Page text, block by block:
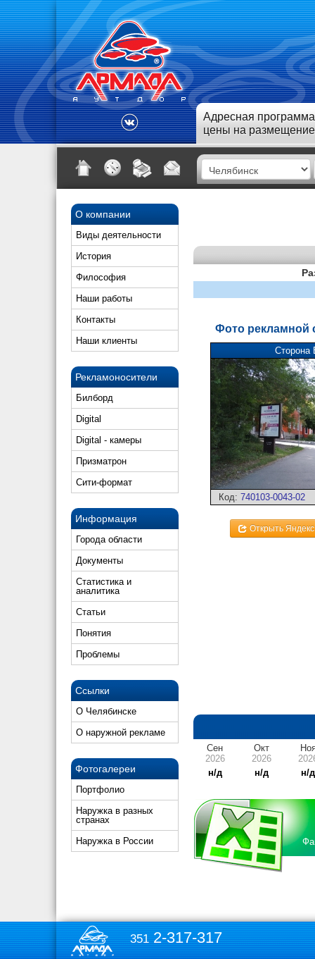
Адресная
цены на размещение
О компании
Виды деятельности
История
Философия
Наши работы
Контакты
Наши клиенты
Рекламоносители
Билборд
Digital
Digital - камеры
Призматрон
Сити-формат
Информация
Города области
Документы
Статистика и
аналитика
Статьи
Понятия
Проблемы
Ссылки
О Челябинске
О наружной рекламе
Фотогалереи
Портфолио
Наружка в разных
странах
Наружка в России
Фото рекламной
Сторона
Код: 740103-0043-02
Открыть
Сен
2026
н/д
Окт
2026
н/д
н/д
3512-317-317